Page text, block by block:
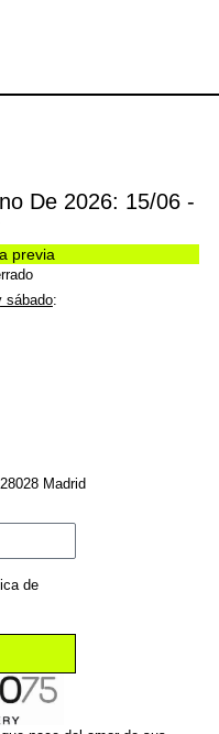
De 2026: 15/06 -
previa
sábado:
Madrid
de